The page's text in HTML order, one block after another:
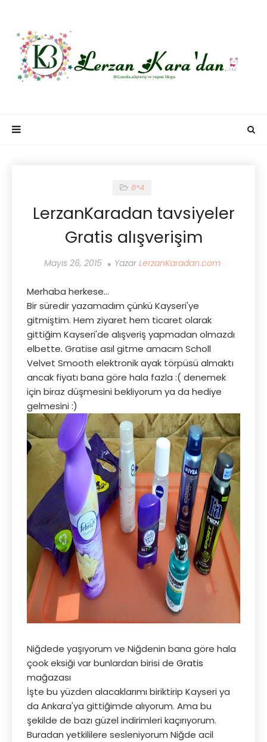
8*4
LerzanKaradan tavsiyeler
Gratis alışverişim
Mayıs 26, 2015 Yazar LerzanKaradan.com
Merhaba herkese...
Bir süredir yazamadım çünkü Kayseri'ye
gitmiştim. Hem ziyaret hem ticaret olarak
gittiğim Kayseri'de alışveriş yapmadan olmazdı
elbette. Gratise asıl gitme amacım Scholl
Velvet Smooth elektronik ayak törpüsü almaktı
ancak fiyatı bana göre hala fazla :( denemek
için biraz düşmesini bekliyorum ya da hediye
gelmesini :)
Niğdede yaşıyorum ve Niğdenin bana göre hala
çook eksiği var bunlardan birisi de Gratis
mağazası
İşte bu yüzden alacaklarımı biriktirip Kayseri ya
da Ankara'ya gittiğimde alıyorum. Ama bu
şekilde de bazı güzel indirimleri kaçırıyorum.
Buradan yetkililere sesleniyorum Niğde acil